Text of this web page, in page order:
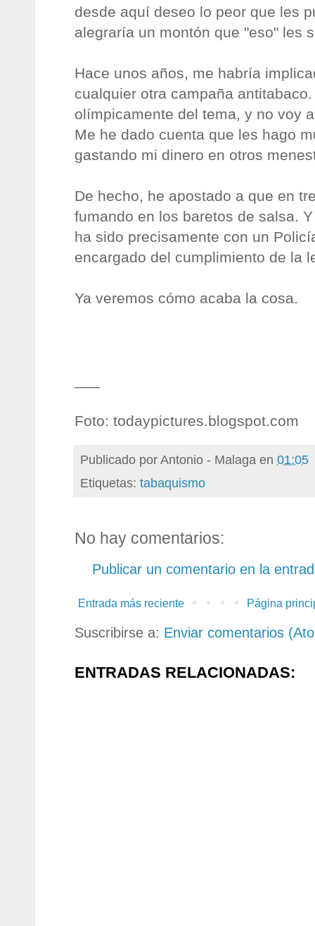
desde aquí deseo lo peor que les
alegraría un montón que "eso" les
Hace unos años, me habría
cualquier otra campaña
olímpicamente del tema, y no voy
Me he dado cuenta que les hago
gastando mi dinero en otros
De hecho, he apostado a que en
fumando en los baretos de salsa.
ha sido precisamente con un
encargado del cumplimiento de la
Ya veremos cómo acaba la cosa.
Foto: todaypictures.blogspot.com
Publicado porAntonio - Malaga en 01:05
Etiquetas: tabaquismo
No hay comentarios:
Publicar un comentario en la
Entrada más reciente Página
Suscribirse a: Enviar comentarios
ENTRADAS RELACIONADAS: